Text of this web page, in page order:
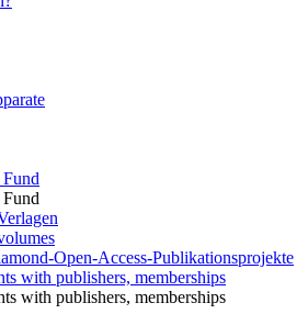
Open-Access-Publikationsprojekte
with publishers, memberships
with publishers, memberships